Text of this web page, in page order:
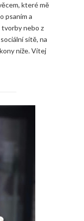
které mě
psaním a
tvorby nebo z
sítě, na
níže. Vítej